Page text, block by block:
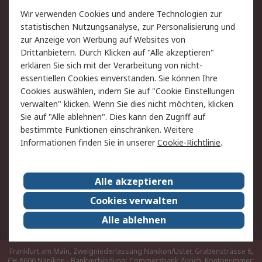
Rücksendungen
Kontakt
Hilfe
Rechtliches
AGB
Datenschutz
Cookie-Richtlinie
Zahlungsbedingungen
Copyright/Impressum
Über RS
Karriere bei RS
Nachhaltigkeit
Qualität/Umwelt/ZertifikatePresse-Center
Event-Center
Frankfurt am Main, Zweigniederlassung Nänikon/Uster, Grabenstrasse 6,
Wir verwenden Cookies und andere Technologien zur
statistischen Nutzungsanalyse, zur Personalisierung und
zur Anzeige von Werbung auf Websites von
Drittanbietern. Durch Klicken auf "Alle akzeptieren"
erklären Sie sich mit der Verarbeitung von nicht-
essentiellen Cookies einverstanden. Sie können Ihre
Cookies auswählen, indem Sie auf "Cookie Einstellungen
verwalten" klicken. Wenn Sie dies nicht möchten, klicken
Sie auf "Alle ablehnen". Dies kann den Zugriff auf
bestimmte Funktionen einschränken. Weitere
Informationen finden Sie in unsererCookie-Richtlinie.
Alle akzeptieren
Cookies verwalten
Alle ablehnen